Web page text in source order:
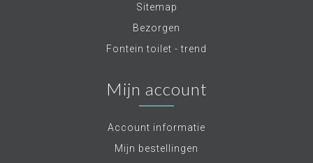
Sitemap
Bezorgen
Fontein toilet - trend
Mijn account
Account informatie
Mijn bestellingen